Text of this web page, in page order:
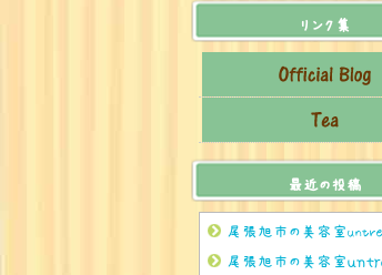
リンク集
最近の投稿